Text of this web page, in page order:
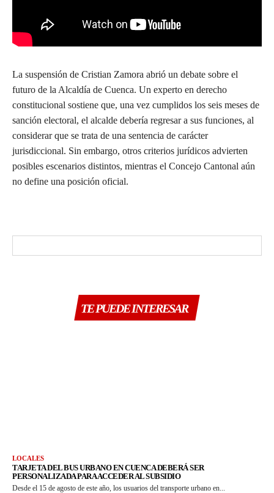
La suspensión de Cristian Zamora abrió un debate sobre el
futuro de la Alcaldía de Cuenca. Un experto en derecho
constitucional sostiene que, una vez cumplidos los seis meses de
sanción electoral, el alcalde debería regresar a sus funciones, al
considerar que se trata de una sentencia de carácter
jurisdiccional. Sin embargo, otros criterios jurídicos advierten
posibles escenarios distintos, mientras el Concejo Cantonal aún
no define una posición oficial.
TE PUEDE INTERESAR
LOCALES
TARJETA DEL BUS URBANO EN CUENCA DEBERÁ SER
PERSONALIZADA PARA ACCEDER AL SUBSIDIO
Desde el 15 de agosto de este año, los usuarios del transporte urbano en...